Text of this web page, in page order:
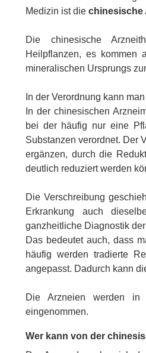
Medizin ist die chinesische
Die chinesische
Heilpflanzen, es kommen
mineralischen Ursprungs
In der Verordnung kann
In der chinesischen
bei der häufig nur eine
Substanzen verordnet. Der
ergänzen, durch die
deutlich reduziert werden
Die Verschreibung
Erkrankung auch
ganzheitliche Diagnostik
Das bedeutet auch, dass
häufig werden tradierte
angepasst. Dadurch kann
Die Arzneien werden in
eingenommen.
Wer kann von der